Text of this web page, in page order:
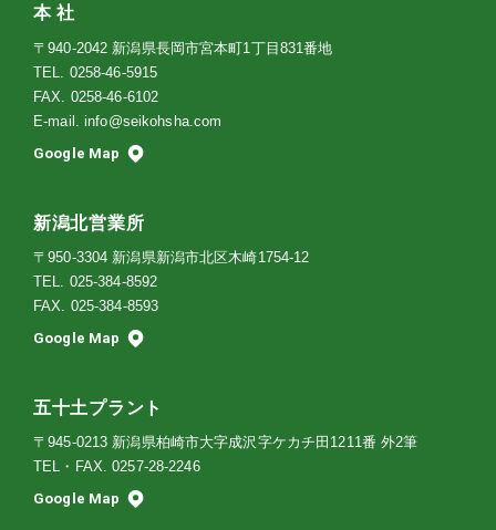
本 社
〒940-2042 新潟県長岡市宮本町1丁目831番地
TEL. 0258-46-5915
FAX. 0258-46-6102
E-mail.info@seikohsha.com
Google Map
新潟北営業所
〒950-3304 新潟県新潟市北区木崎1754-12
TEL. 025-384-8592
FAX. 025-384-8593
Google Map
五十土プラント
〒945-0213 新潟県柏崎市大字成沢字ケカチ田1211番 外2筆
TEL・FAX.0257-28-2246
Google Map